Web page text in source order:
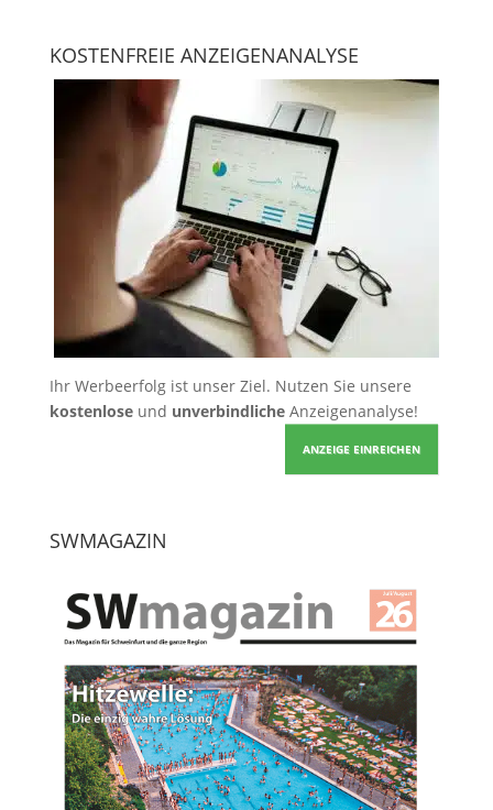
KOSTENFREIE ANZEIGENANALYSE
Ihr Werbeerfolg ist unser Ziel. Nutzen Sie unsere
kostenloseund unverbindlicheAnzeigenanalyse!
ANZEIGE EINREICHEN
SWMAGAZIN